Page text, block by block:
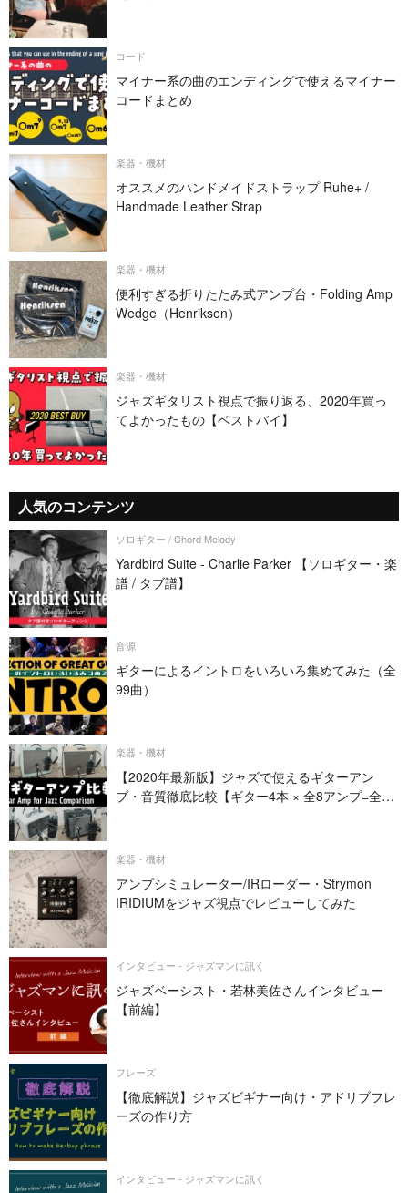
コード
マイナー系の曲のエンディングで使えるマイナー
コードまとめ
楽器・機材
オススメのハンドメイドストラップ Ruhe+ /
Handmade Leather Strap
楽器・機材
便利すぎる折りたたみ式アンプ台・Folding Amp
Wedge（Henriksen）
楽器・機材
ジャズギタリスト視点で振り返る、2020年買っ
てよかったもの【ベストバイ】
人気のコンテンツ
ソロギター / Chord Melody
Yardbird Suite - Charlie Parker 【ソロギター・楽
譜 / タブ譜】
音源
ギターによるイントロをいろいろ集めてみた（全
99曲）
楽器・機材
【2020年最新版】ジャズで使えるギターアン
プ・音質徹底比較【ギター4本 × 全8アンプ=全32
楽器・機材
アンプシミュレーター/IRローダー・Strymon
IRIDIUMをジャズ視点でレビューしてみた
インタビュー - ジャズマンに訊く
ジャズベーシスト・若林美佐さんインタビュー
【前編】
フレーズ
【徹底解説】ジャズビギナー向け・アドリブフレ
ーズの作り方
インタビュー - ジャズマンに訊く